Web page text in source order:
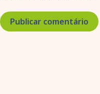
Publicar comentário